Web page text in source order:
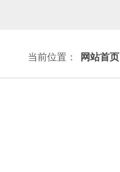
当前位置： 网站首页